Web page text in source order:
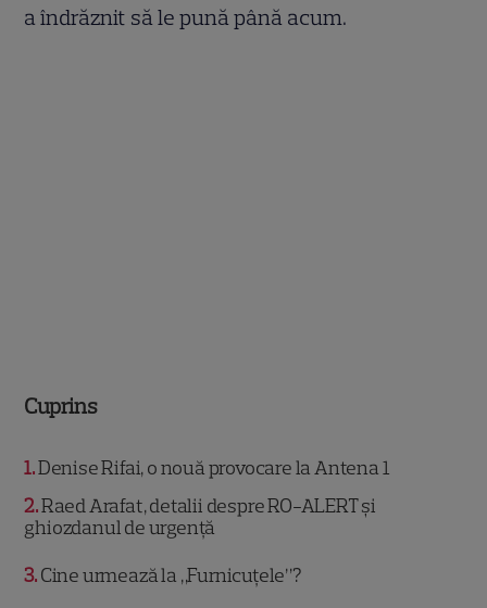
a îndrăznit să le pună până acum.
Cuprins
1 Denise Rifai, o nouă provocare la Antena 1
2 Raed Arafat, detalii despre RO-ALERT și
ghiozdanul de urgență
3 Cine urmează la „Furnicuțele”?